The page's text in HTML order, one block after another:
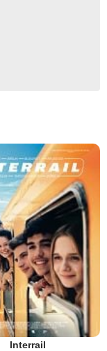
Interrail